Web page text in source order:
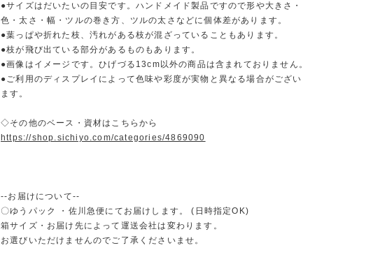
●サイズはだいたいの目安です。ハンドメイド製品ですので形や大きさ・
色・太さ・幅・ツルの巻き方、ツルの太さなどに個体差があります。
●葉っぱや折れた枝、汚れがある枝が混ざっていることもあります。
●枝が飛び出ている部分があるものもあります。
●画像はイメージです。ひげづる13cm以外の商品は含まれておりません。
●ご利用のディスプレイによって色味や彩度が実物と異なる場合がござい
ます。
◇その他のベース・資材はこちらから
https://shop.sichiyo.com/categories/4869090
--お届けについて--
〇ゆうパック ・佐川急便にてお届けします。 (日時指定OK)
箱サイズ・お届け先によって運送会社は変わります。
お選びいただけませんのでご了承くださいませ。